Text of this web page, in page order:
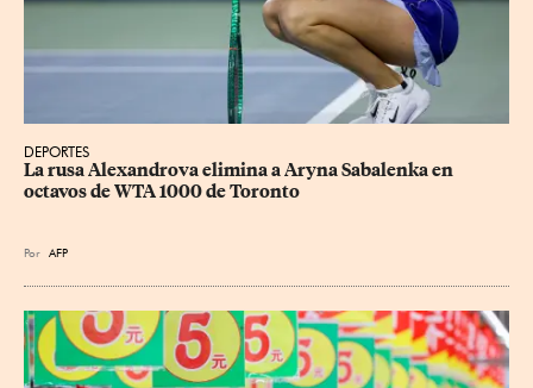
DEPORTES
La rusa Alexandrova elimina a Aryna Sabalenka en
octavos de WTA 1000 de Toronto
Por AFP